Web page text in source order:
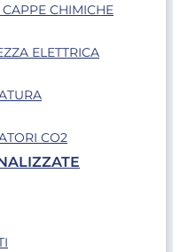
CHIMICHE
ELETTRICA
CO2